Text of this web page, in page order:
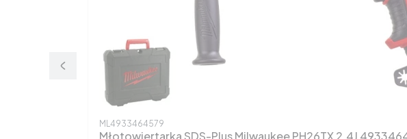
Kod produktu
ML4933464579